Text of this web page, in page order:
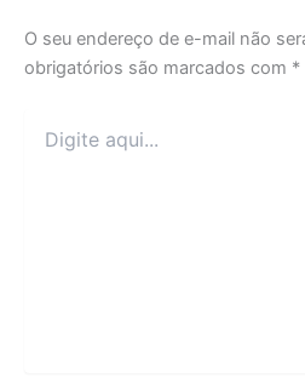
O seu endereço de e-mail não
obrigatórios são marcados com *
aqui...